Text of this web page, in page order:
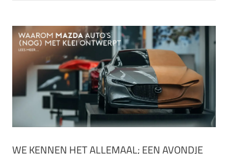
WE KENNEN HET ALLEMAAL; EEN AVONDJE